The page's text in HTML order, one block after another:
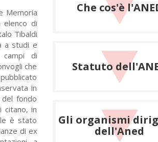
Memoria
elenco di
Tibaldi
a studi e
campi di
che
in
fondo
citano, in
è stato
di ex
Che cos'è
Statuto
Gli organismi
dell'Aned